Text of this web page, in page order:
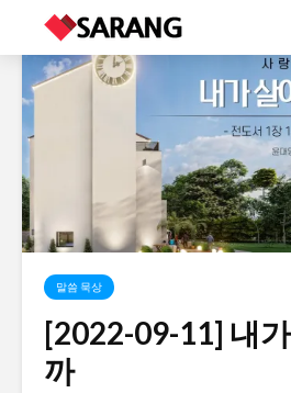
말씀 묵상
[2022-09-11] 내
까